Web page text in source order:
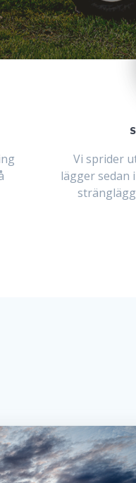
Vi sprider
lägger sedan